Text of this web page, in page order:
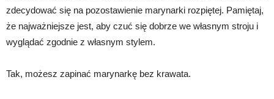
zdecydować się na pozostawienie marynarki rozpiętej. Pamiętaj,
że najważniejsze jest, aby czuć się dobrze we własnym stroju i
wyglądać zgodnie z własnym stylem.
Tak, możesz zapinać marynarkę bez krawata.